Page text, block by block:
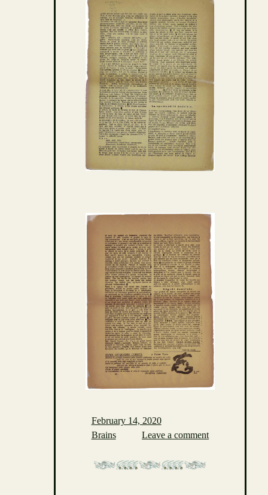
February 14, 2020
Leave a comment
Brains